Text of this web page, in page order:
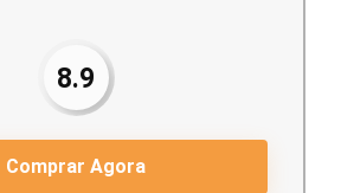
8.9
Comprar Agora